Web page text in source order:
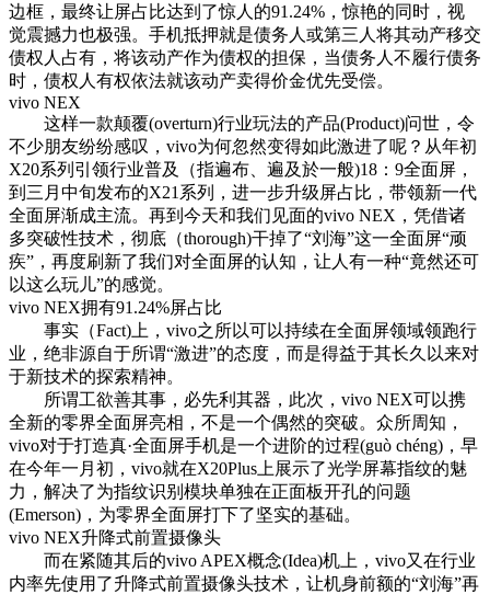
边框，最终让屏占比达到了惊人的91.24%，惊艳的同时，视
觉震撼力也极强。手机抵押就是债务人或第三人将其动产移交
债权人占有，将该动产作为债权的担保，当债务人不履行债务
时，债权人有权依法就该动产卖得价金优先受偿。
vivo NEX
这样一款颠覆(overturn)行业玩法的产品(Product)问世，令
不少朋友纷纷感叹，vivo为何忽然变得如此激进了呢？从年初
X20系列引领行业普及（指遍布、遍及於一般)18：9全面屏，
到三月中旬发布的X21系列，进一步升级屏占比，带领新一代
全面屏渐成主流。再到今天和我们见面的vivo NEX，凭借诸
多突破性技术，彻底（thorough)干掉了“刘海”这一全面屏“顽
疾”，再度刷新了我们对全面屏的认知，让人有一种“竟然还可
以这么玩儿”的感觉。
vivo NEX拥有91.24%屏占比
事实（Fact)上，vivo之所以可以持续在全面屏领域领跑行
业，绝非源自于所谓“激进”的态度，而是得益于其长久以来对
于新技术的探索精神。
所谓工欲善其事，必先利其器，此次，vivo NEX可以携
全新的零界全面屏亮相，不是一个偶然的突破。众所周知，
vivo对于打造真·全面屏手机是一个进阶的过程(guò chéng)，早
在今年一月初，vivo就在X20Plus上展示了光学屏幕指纹的魅
力，解决了为指纹识别模块单独在正面板开孔的问题
(Emerson)，为零界全面屏打下了坚实的基础。
vivo NEX升降式前置摄像头
而在紧随其后的vivo APEX概念(Idea)机上，vivo又在行业
内率先使用了升降式前置摄像头技术，让机身前额的“刘海”再